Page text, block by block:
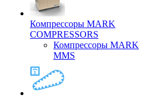
Компрессоры MARK
COMPRESSORS
Компрессоры MARK
MMS